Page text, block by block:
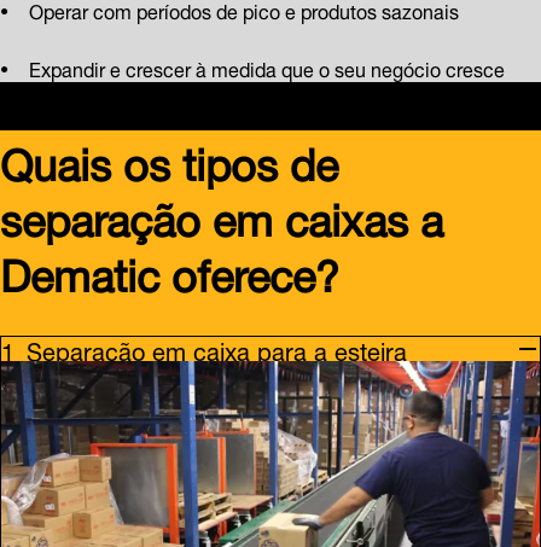
Operar com períodos de pico e produtos sazonais
Expandir e crescer à medida que o seu negócio cresce
Quais os tipos de
separação em caixas a
Dematic oferece?
Separação em caixa para a esteira